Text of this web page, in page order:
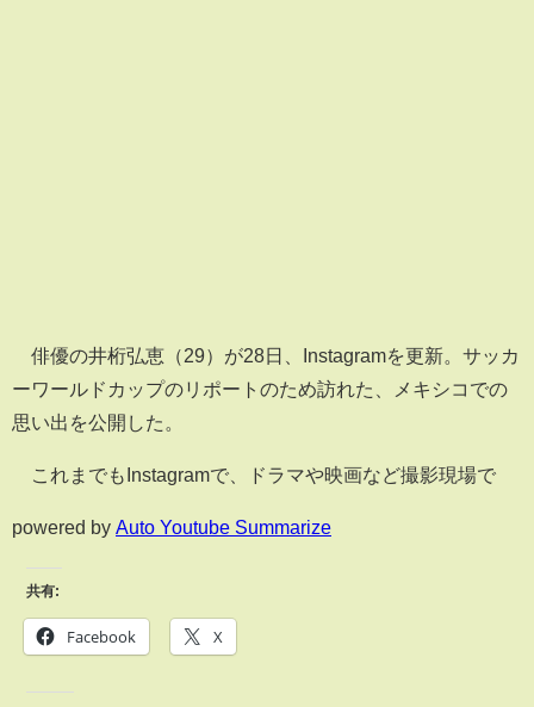
俳優の井桁弘恵（29）が28日、Instagramを更新。サッカ
ーワールドカップのリポートのため訪れた、メキシコでの
思い出を公開した。
これまでもInstagramで、ドラマや映画など撮影現場で
powered by Auto Youtube Summarize
共有:
Facebook X